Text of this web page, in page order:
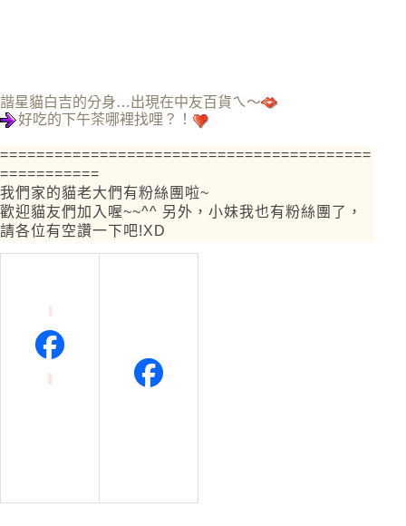
諧星貓白吉的分身…出現在中友百貨ㄟ～
好吃的下午茶哪裡找哩？！
=========================================
===========
我們家的貓老大們有粉絲團啦~
歡迎貓友們加入喔~~^^ 另外，小妹我也有粉絲團了，
請各位有空讚一下吧!XD